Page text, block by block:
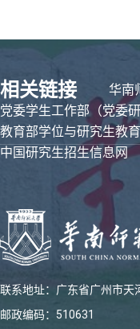
相关链接 华南
党委学生工作部（党委
教育部学位与研究生教
中国研究生招生信息网
联系地址：广东省广州市天
邮政编码：510631